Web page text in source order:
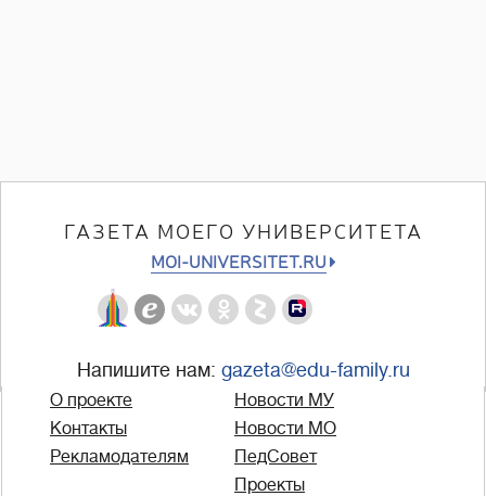
ГАЗЕТА МОЕГО УНИВЕРСИТЕТА
MOI-UNIVERSITET.RU
Напишите нам: gazeta@edu-family.ru
О проекте
Контакты
Рекламодателям
Новости МУ
Новости МО
ПедСовет
Проекты